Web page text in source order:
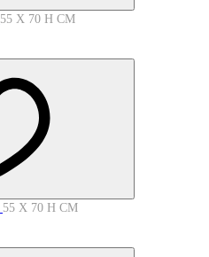
55 X 70 H СМ
55 X 70 H СМ